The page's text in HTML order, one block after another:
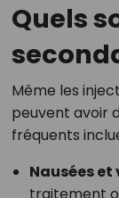
Quels
Même les
peuvent avoir
fréquents
Nausées